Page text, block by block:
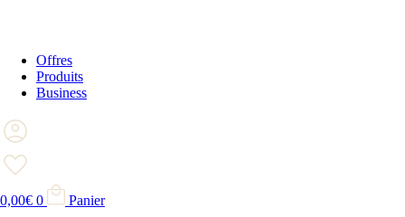
Offres
Produits
Business
0,00€ 0 Panier